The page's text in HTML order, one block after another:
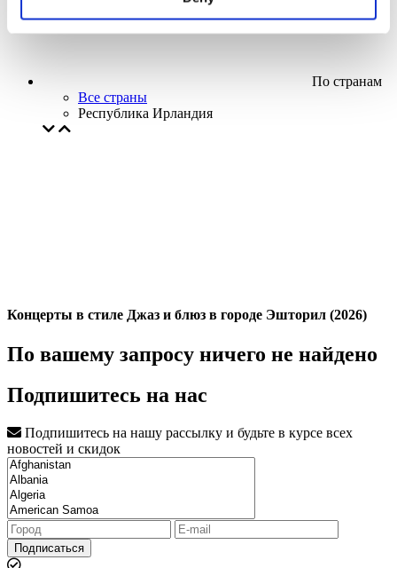
По странам
Все страны
Республика Ирландия
Концерты в стиле Джаз и блюз в городе Эшторил (2026)
По вашему запросу ничего не найдено
Подпишитесь на нас
Подпишитесь на нашу рассылку и будьте в курсе всех
новостей и скидок
Подписаться